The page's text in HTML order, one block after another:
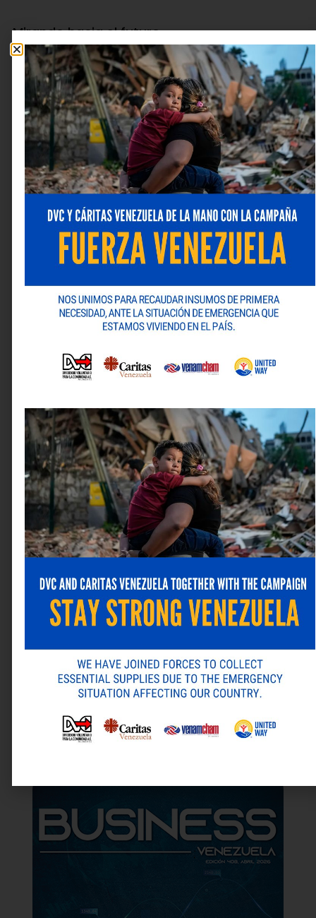
Mirando hacia el futuro
En Laser Computación, celebramos este aniversario
con la mirada puesta en el futuro. Nos mantenemos
firmes en nuestro compromiso de seguir innovando y
ofreciendo soluciones tecnológicas que impulsen el
desarrollo de Venezuela.
¡Juntos construiremos un futuro tecnológico brillante
para el mercado corporativo en Venezuela!
Laser Computación: Tu aliado Tecnológico.
Deja una respuesta
Tu dirección de correo electrónico no será publicada.
Los campos obligatorios están marcados con
Nombre*
Correo electrónico*